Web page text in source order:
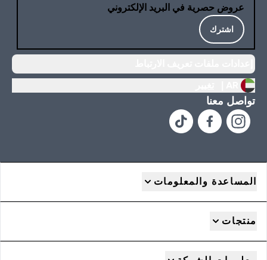
عروض حصرية في البريد الإلكتروني
اشترك
تواصل معنا
المساعدة والمعلومات
منتجات